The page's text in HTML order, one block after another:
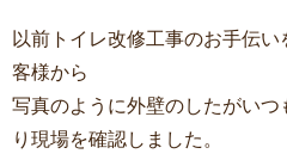
以前トイレ改修工事のお手伝
客様から
写真のように外壁のしたがい
り現場を確認しました。